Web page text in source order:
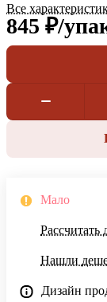
Все
845 ₽/
Мало
Рассчитать
Нашли
Дизайн